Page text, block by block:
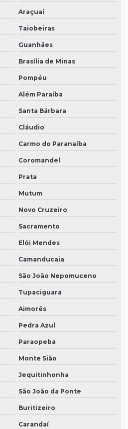
Araçuaí
Taiobeiras
Guanhães
Brasília de Minas
Pompéu
Além Paraíba
Santa Bárbara
Cláudio
Carmo do Paranaíba
Coromandel
Prata
Mutum
Novo Cruzeiro
Sacramento
Elói Mendes
Camanducaia
São João Nepomuceno
Tupaciguara
Aimorés
Pedra Azul
Paraopeba
Monte Sião
Jequitinhonha
São João da Ponte
Buritizeiro
Carandaí